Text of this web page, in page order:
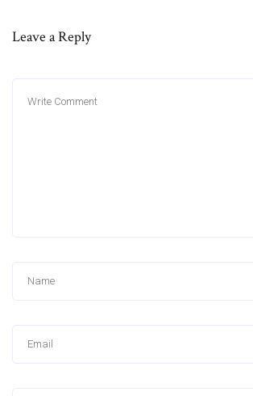
Leave a Reply